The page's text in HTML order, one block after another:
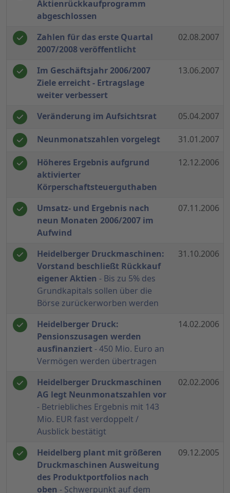
Aktienrückkaufprogramm
abgeschlossen
Zahlen für das erste Quartal
2007/2008 veröffentlicht
02.08.2007
Im Geschäftsjahr 2006/2007
Ziele erreicht - Ertragslage
weiter verbessert
13.06.2007
Veränderung im Aufsichtsrat 05.04.2007
Neunmonatszahlen vorgelegt 31.01.2007
Höheres Ergebnis aufgrund
aktivierter
Körperschaftsteuerguthaben
12.12.2006
Umsatz- und Ergebnis nach
neun Monaten 2006/2007 im
Aufwind
07.11.2006
Heidelberger Druckmaschinen:
Vorstand beschließt Rückkauf
eigener Aktien - Bis zu 5% des
Grundkapitals sollen über die
Börse zurückerworben werden
31.10.2006
Heidelberger Druck:
Pensionszusagen werden
ausfinanziert- 450 Mio. Euro an
Vermögen werden übertragen
14.02.2006
Heidelberger Druckmaschinen
AG legt Neunmonatszahlen vor
- Betriebliches Ergebnis mit 143
Mio. EUR fast verdoppelt /
Ausblick bestätigt
02.02.2006
Heidelberg plant mit größeren
Druckmaschinen Ausweitung
des Produktportfolios nach
oben - Schwerpunkt auf dem
09.12.2005